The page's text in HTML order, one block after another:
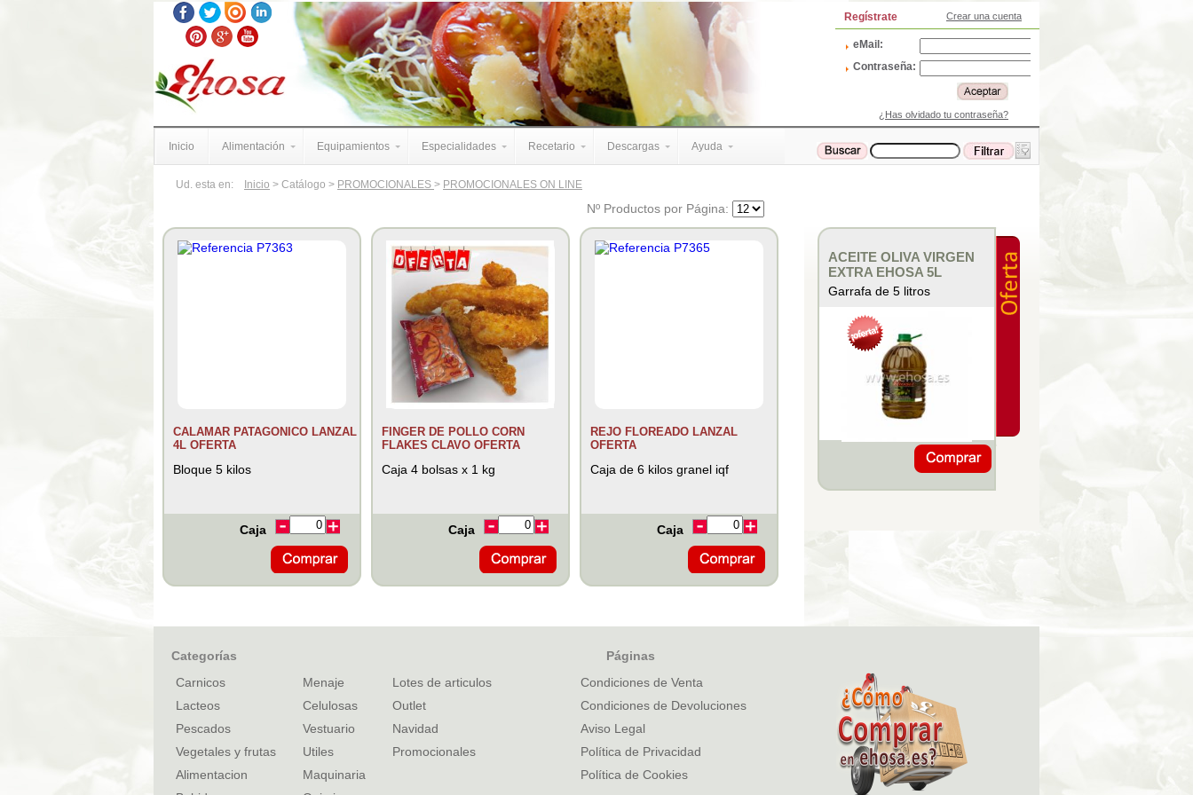
Regístrate Crear una cuenta
eMail:
Contraseña:
¿Has olvidado tu contraseña?
Inicio Alimentación Equipamientos Especialidades Recetario Descargas Ayuda
Ud. esta en: Inicio > Catálogo > PROMOCIONALES > PROMOCIONALES ON LINE
Nº Productos por Página:
CALAMAR PATAGONICO LANZAL
4L OFERTA
Bloque 5 kilos
Caja
FINGER DE POLLO CORN
FLAKES CLAVO OFERTA
Caja 4 bolsas x 1 kg
Caja
REJO FLOREADO LANZAL
OFERTA
Caja de 6 kilos granel iqf
Caja
ACEITE OLIVA VIRGEN
EXTRA EHOSA 5L
Garrafa de 5 litros
Categorías
Páginas
Carnicos
Lacteos
Pescados
Vegetales y frutas
Alimentacion
Menaje
Celulosas
Vestuario
Utiles
Maquinaria
Lotes de articulos
Outlet
Navidad
Promocionales
Condiciones de Venta
Condiciones de Devoluciones
Aviso Legal
Política de Privacidad
Política de Cookies